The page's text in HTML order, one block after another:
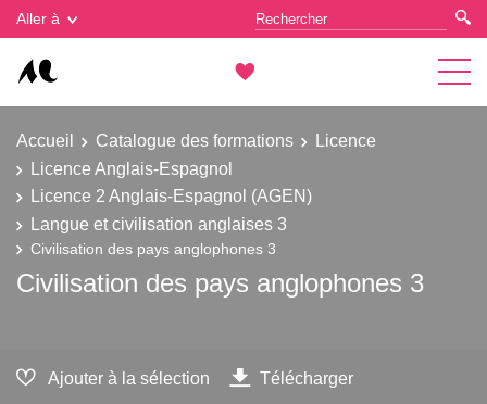
Aller à
Accueil Catalogue des formations
Licence
Licence Anglais-Espagnol
Licence 2 Anglais-Espagnol (AGEN)
Langue et civilisation anglaises 3
Civilisation des pays anglophones 3
Civilisation des pays anglophones 3
Ajouter à la sélection Télécharger
Gestion des cookies